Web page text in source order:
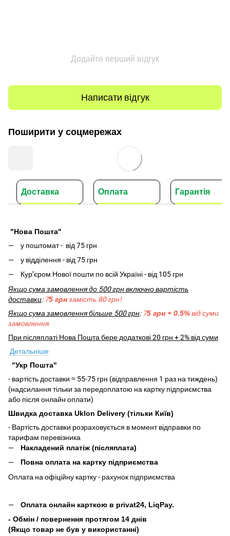
Додайте перший відгук
Написати відгук
Поширити у соцмережах
Доставка Оплата Гарантія
"Нова Пошта"
у поштомат - від 75 грн
у відділення - від 75 грн
Кур’єром Нової пошти по всій Україні - від 105 грн
Якщо сума замовлення до 500 грн включно вартість
доставки: 75 грнзамість 80 грн!
Якщо сума замовлення більше 500 грн: 75 грн + 0.5%від суми
замовлення
При післяплаті Нова Пошта бере додаткові 20 грн + 2% від суми
Детальніше
"Укр Пошта"
- вартість доставки ≈ 55-75 грн (відправлення 1 раз на тиждень)
(надсилання тільки за передоплатою на картку підприємства
або після онлайн оплати)
Швидка доставка Uklon Delivery (тільки Київ)
- Вартість доставки розраховується в момент відправки по
тарифам перевізника
Накладений платіж (післяплата)
Повна оплата на картку підприємства
Оплата на офіційну картку - рахунок підприємства
Оплата онлайн карткою в privat24, LiqPay.
- Обмін / повернення протягом 14 днів
(Якщо товар не був у використанні)